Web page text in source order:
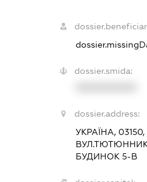
dossier.smida:
dossier.address:
УКРАЇНА,
БУДИНОК 5-В